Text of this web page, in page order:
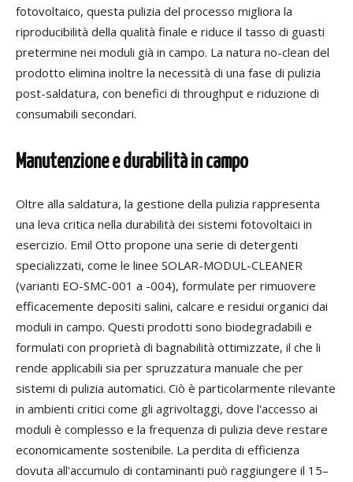
fotovoltaico, questa pulizia del processo migliora la
riproducibilità della qualità finale e riduce il tasso di guasti
pretermine nei moduli già in campo. La natura no-clean del
prodotto elimina inoltre la necessità di una fase di pulizia
post-saldatura, con benefici di throughput e riduzione di
consumabili secondari.
Manutenzione e durabilità in campo
Oltre alla saldatura, la gestione della pulizia rappresenta
una leva critica nella durabilità dei sistemi fotovoltaici in
esercizio. Emil Otto propone una serie di detergenti
specializzati, come le linee SOLAR-MODUL-CLEANER
(varianti EO-SMC-001 a -004), formulate per rimuovere
efficacemente depositi salini, calcare e residui organici dai
moduli in campo. Questi prodotti sono biodegradabili e
formulati con proprietà di bagnabilità ottimizzate, il che li
rende applicabili sia per spruzzatura manuale che per
sistemi di pulizia automatici. Ciò è particolarmente rilevante
in ambienti critici come gli agrivoltaggi, dove l'accesso ai
moduli è complesso e la frequenza di pulizia deve restare
economicamente sostenibile. La perdita di efficienza
dovuta all'accumulo di contaminanti può raggiungere il 15–